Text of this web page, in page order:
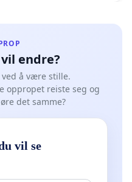
endre?
å være stille.
oppropet reiste seg og
det samme?
vil se